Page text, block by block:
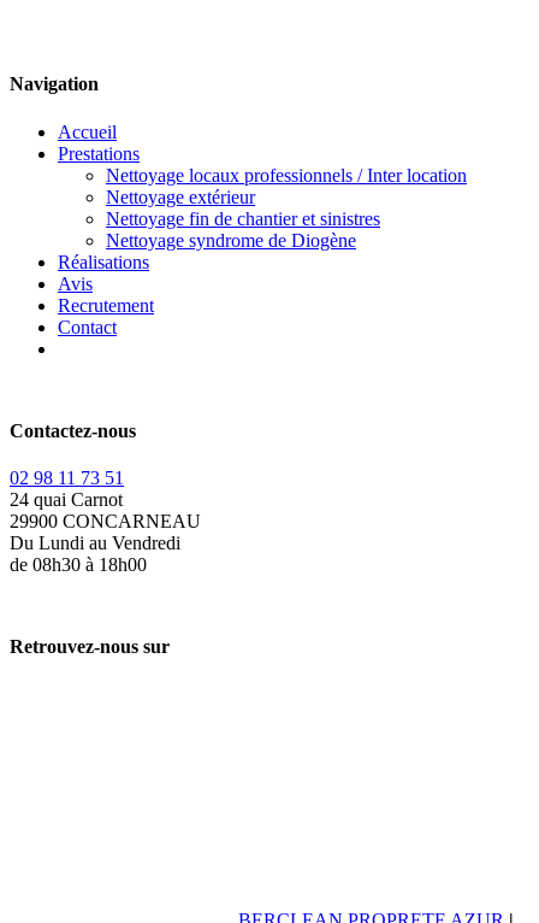
Navigation
Accueil
Prestations
Nettoyage locaux professionnels / Inter location
Nettoyage extérieur
Nettoyage fin de chantier et sinistres
Nettoyage syndrome de Diogène
Réalisations
Avis
Recrutement
Contact
Contactez-nous
02 98 11 73 51
24 quai Carnot
29900 CONCARNEAU
Du Lundi au Vendredi
de 08h30 à 18h00
Retrouvez-nous sur